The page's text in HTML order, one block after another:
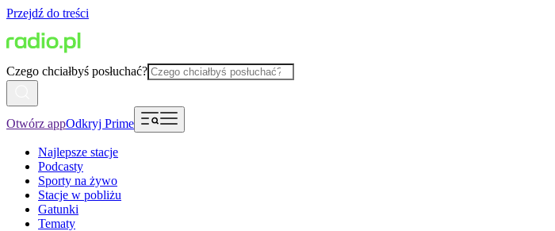
Przejdź do treści
Czego chciałbyś posłuchać?
Otwórz appOdkryj Prime
Najlepsze stacje
Podcasty
Sporty na żywo
Stacje w pobliżu
Gatunki
Tematy